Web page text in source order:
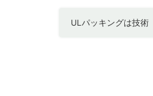
ULパッキングは技術